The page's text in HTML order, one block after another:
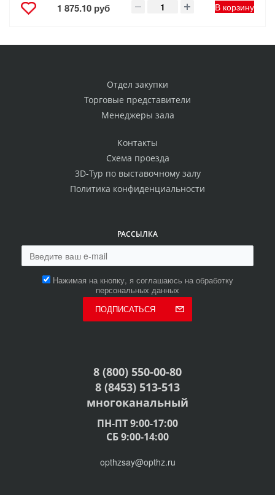
1 875.10 руб В корзину
Отдел закупки
Торговые представители
Менеджеры зала
Контакты
Схема проезда
3D-Тур по выставочному залу
Политика конфиденциальности
РАССЫЛКА
Нажимая на кнопку, я соглашаюсь на обработку
персональных данных
ПОДПИСАТЬСЯ
8 (800) 550-00-80
8 (8453) 513-513
многоканальный
ПН-ПТ 9:00-17:00
СБ 9:00-14:00
opthzsay@opthz.ru